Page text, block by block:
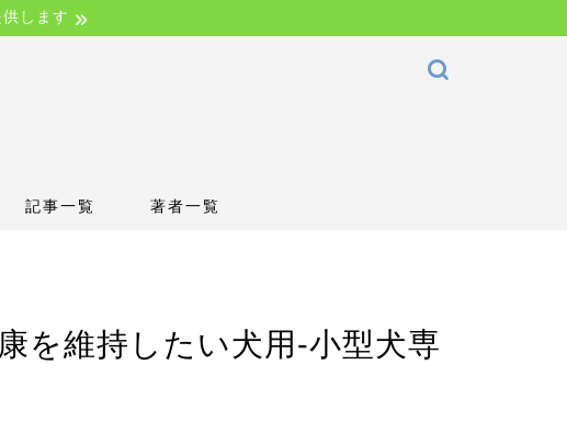
します
記事一覧 著者一覧
を維持したい犬用-小型犬専